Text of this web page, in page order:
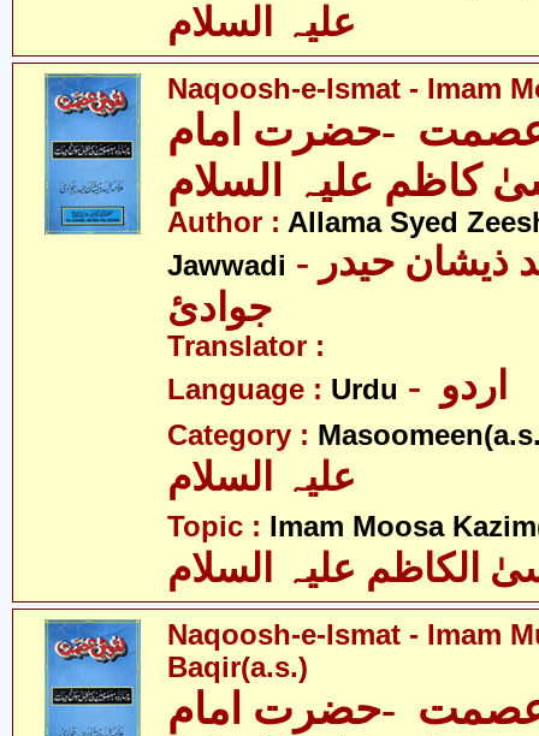
علیہ السلام
Naqoosh-e-Ismat - Imam
-حضرت امام
کاظم علیہ السلام
Author : Allama Syed
Jawwadi - علامہ سیّد ذیشان حیدر
جوادئ
Translator :
Language : Urdu
Category :
Topic : Imam Moosa
الکاظم علیہ السلام
Naqoosh-e-Ismat - Imam
Baqir(a.s.)
-حضرت امام